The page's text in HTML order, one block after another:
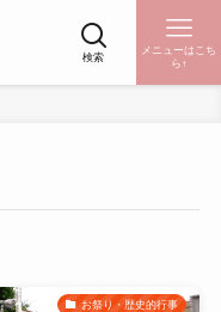
検索
メニューはこち
ら↑
お祭り・歴史的行事